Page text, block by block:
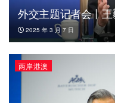
外交主题记者会丨
2025 年 3 月 7 日
两岸港澳